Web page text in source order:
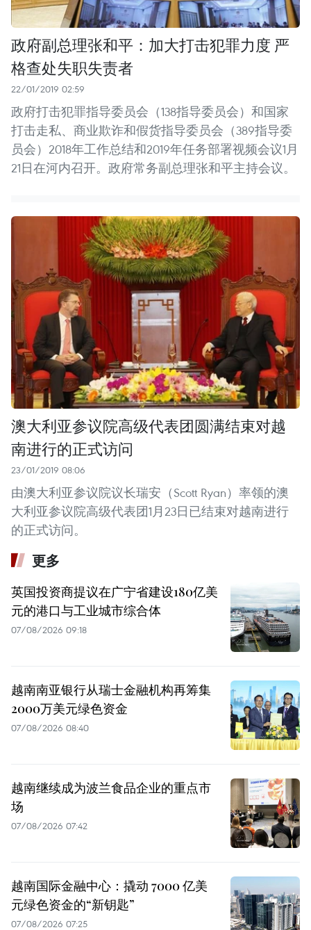
政府副总理张和平：加大打击犯罪力度 严
格查处失职失责者
22/01/2019 02:59
政府打击犯罪指导委员会（138指导委员会）和国家
打击走私、商业欺诈和假货指导委员会（389指导委
员会）2018年工作总结和2019年任务部署视频会议1月
21日在河内召开。政府常务副总理张和平主持会议。
澳大利亚参议院高级代表团圆满结束对越
南进行的正式访问
23/01/2019 08:06
由澳大利亚参议院议长瑞安（Scott Ryan）率领的澳
大利亚参议院高级代表团1月23日已结束对越南进行
的正式访问。
更多
英国投资商提议在广宁省建设180亿美
元的港口与工业城市综合体
07/08/2026 09:18
越南南亚银行从瑞士金融机构再筹集
2000万美元绿色资金
07/08/2026 08:40
越南继续成为波兰食品企业的重点市
场
07/08/2026 07:42
越南国际金融中心：撬动 7000 亿美
元绿色资金的“新钥匙”
07/08/2026 07:25